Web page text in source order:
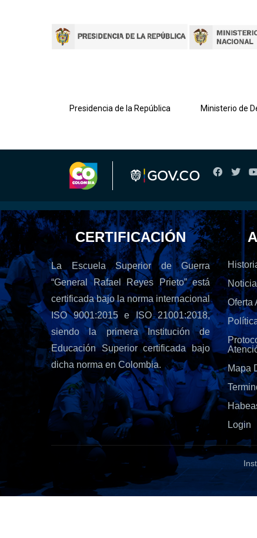
Presidencia de la República
Ministerio de
CERTIFICACIÓN
La Escuela Superior de Guerra
“General Rafael Reyes Prieto” está
certificada bajo la norma internacional
ISO 9001:2015 e ISO 21001:2018,
siendo la primera Institución de
Educación Superior certificada bajo
dicha norma en Colombia.
Oferta
Mapa
Login